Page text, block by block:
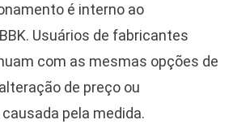
é interno ao
Usuários de fabricantes
com as mesmas opções de
de preço ou
pela medida.